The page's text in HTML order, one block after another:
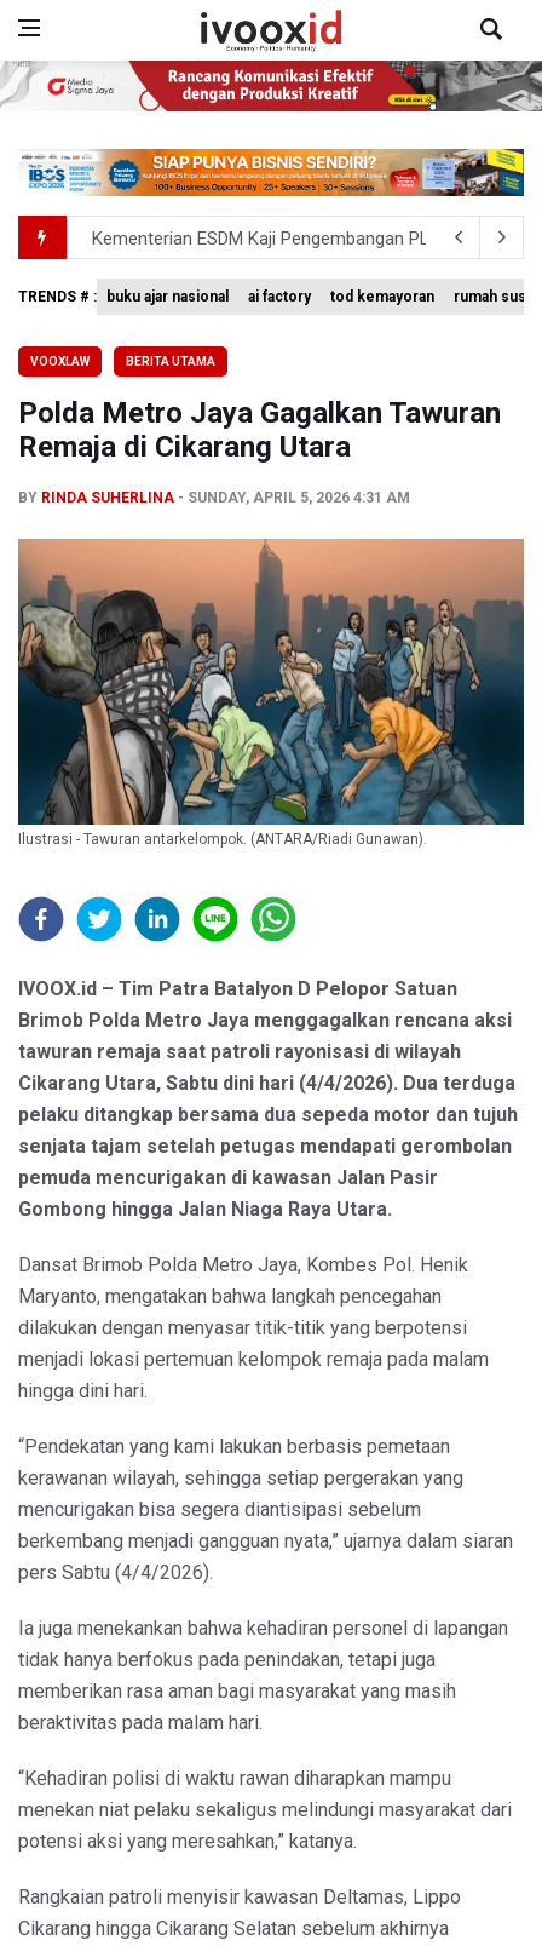
Kementerian ESDM Kaji Pengembangan PLTS
BRIN Kembangkan Teknologi Modifikasi Cuaca hingga
Terkait Temuan 995 Pucuk Senjata, Yayasan Sekolah:
KPK Terima Permintaan Kejaksaan Agung Periksa
TRENDS # : buku ajar nasional ai factory tod kemayoran rumah
VOOXLAW BERITA UTAMA
Polda Metro Jaya Gagalkan Tawuran
Remaja di Cikarang Utara
BY RINDA SUHERLINA SUNDAY, APRIL 5, 2026 4:31 AM
Ilustrasi - Tawuran antarkelompok. (ANTARA/Riadi Gunawan).
IVOOX.id – Tim Patra Batalyon D Pelopor Satuan
Brimob Polda Metro Jaya menggagalkan rencana aksi
tawuran remaja saat patroli rayonisasi di wilayah
Cikarang Utara, Sabtu dini hari (4/4/2026). Dua terduga
pelaku ditangkap bersama dua sepeda motor dan tujuh
senjata tajam setelah petugas mendapati gerombolan
pemuda mencurigakan di kawasan Jalan Pasir
Gombong hingga Jalan Niaga Raya Utara.
Dansat Brimob Polda Metro Jaya, Kombes Pol. Henik
Maryanto, mengatakan bahwa langkah pencegahan
dilakukan dengan menyasar titik-titik yang berpotensi
menjadi lokasi pertemuan kelompok remaja pada malam
hingga dini hari.
“Pendekatan yang kami lakukan berbasis pemetaan
kerawanan wilayah, sehingga setiap pergerakan yang
mencurigakan bisa segera diantisipasi sebelum
berkembang menjadi gangguan nyata,” ujarnya dalam siaran
pers Sabtu (4/4/2026).
Ia juga menekankan bahwa kehadiran personel di lapangan
tidak hanya berfokus pada penindakan, tetapi juga
memberikan rasa aman bagi masyarakat yang masih
beraktivitas pada malam hari.
“Kehadiran polisi di waktu rawan diharapkan mampu
menekan niat pelaku sekaligus melindungi masyarakat dari
potensi aksi yang meresahkan,” katanya.
Rangkaian patroli menyisir kawasan Deltamas, Lippo
Cikarang hingga Cikarang Selatan sebelum akhirnya